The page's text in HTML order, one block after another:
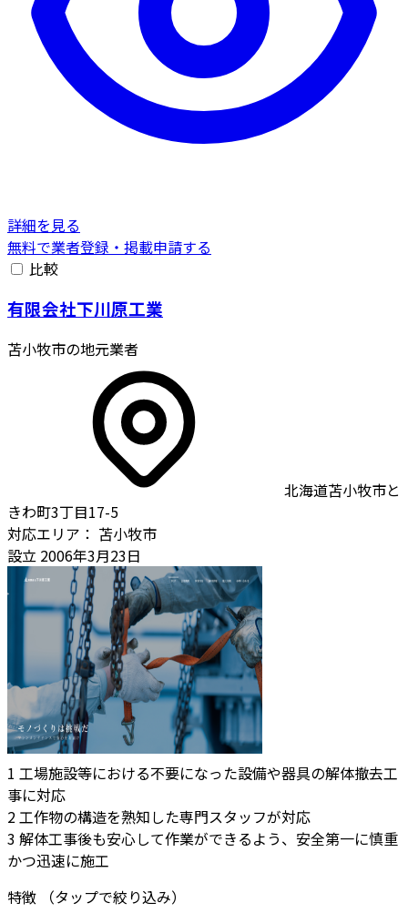
詳細を見る
無料で業者登録・掲載申請する
比較
有限会社下川原工業
苫小牧市の地元業者
北海道苫小牧市と
きわ町3丁目17-5
対応エリア： 苫小牧市
設立 2006年3月23日
1 工場施設等における不要になった設備や器具の解体撤去工
事に対応
2工作物の構造を熟知した専門スタッフが対応
3 解体工事後も安心して作業ができるよう、安全第一に慎重
かつ迅速に施工
特徴
（タップで絞り込み）